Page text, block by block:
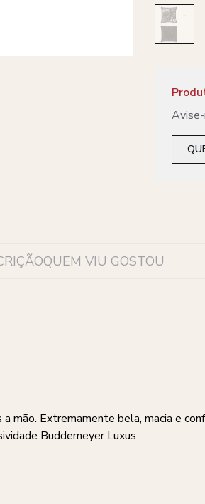
QUEM VIU GOSTOU
Extremamente bela, macia e
Buddemeyer Luxus